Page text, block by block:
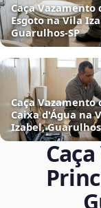
Caça Vazamento
Esgoto na Vila
Guarulhos‑SP
Caça Vazamento
Caixa d'Água na
Izabel,